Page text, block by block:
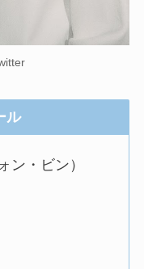
ル
ン・ビン）